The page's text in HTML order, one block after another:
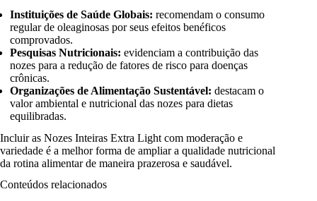
Instituições de Saúde Globais: recomendam o consumo
regular de oleaginosas por seus efeitos benéficos
comprovados.
Pesquisas Nutricionais: evidenciam a contribuição das
nozes para a redução de fatores de risco para doenças
crônicas.
Organizações de Alimentação Sustentável: destacam o
valor ambiental e nutricional das nozes para dietas
equilibradas.
Incluir as Nozes Inteiras Extra Light com moderação e
variedade é a melhor forma de ampliar a qualidade nutricional
da rotina alimentar de maneira prazerosa e saudável.
Conteúdos relacionados